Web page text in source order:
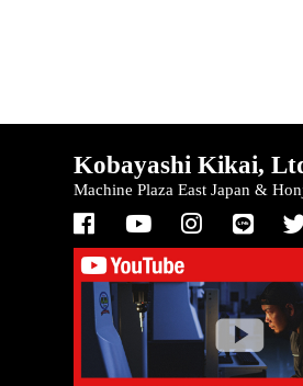
Kobayashi Kikai,
Machine Plaza East Japan &